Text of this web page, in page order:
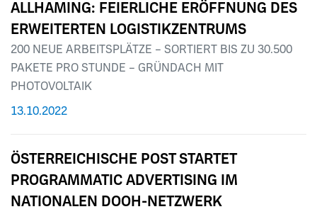
ALLHAMING: FEIERLICHE ERÖFFNUNG DES
ERWEITERTEN LOGISTIKZENTRUMS
200 NEUE ARBEITSPLÄTZE – SORTIERT BIS ZU 30.500
PAKETE PRO STUNDE – GRÜNDACH MIT
PHOTOVOLTAIK
13.10.2022
ÖSTERREICHISCHE POST STARTET
PROGRAMMATIC ADVERTISING IM
NATIONALEN DOOH-NETZWERK